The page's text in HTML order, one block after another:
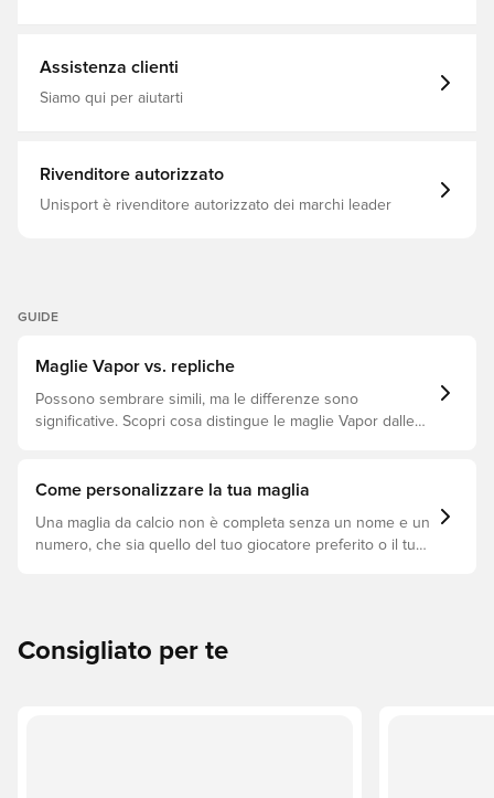
Assistenza clienti
Siamo qui per aiutarti
Rivenditore autorizzato
Unisport è rivenditore autorizzato dei marchi leader
GUIDE
Maglie Vapor vs. repliche
Possono sembrare simili, ma le differenze sono
significative. Scopri cosa distingue le maglie Vapor dalle
Come personalizzare la tua maglia
Una maglia da calcio non è completa senza un nome e un
numero, che sia quello del tuo giocatore preferito o il tuo.
Consigliato per te